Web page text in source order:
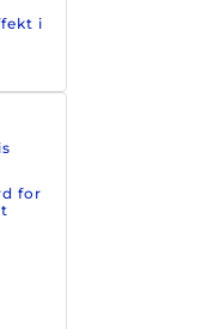
i
for